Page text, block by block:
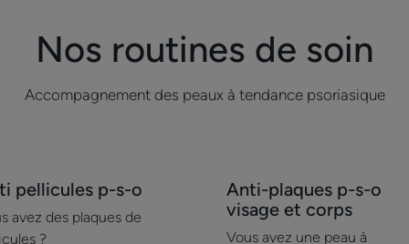
Nos routines de soin
Accompagnement des peaux à tendance psoriasique
pellicules p-s-o
avez des plaques de
?
Anti-
plaques
Anti-plaques p-s-o
visage et corps
Vous avez une peau à